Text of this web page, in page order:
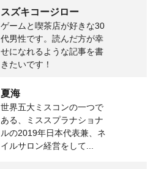
スズキコージロー
ゲームと喫茶店が好きな30
代男性です。読んだ方が幸
せになれるような記事を書
きたいです！
夏海
世界五大ミスコンの一つで
ある、ミススプラナショナ
ルの2019年日本代表兼、ネ
イルサロン経営をして...